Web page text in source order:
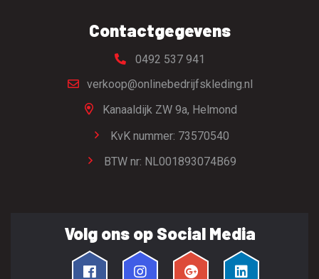
Contactgegevens
0492 537 941
verkoop@onlinebedrijfskleding.nl
Kanaaldijk ZW 9a, Helmond
KvK nummer: 73570540
BTW nr: NL001893074B69
Volg ons op Social Media